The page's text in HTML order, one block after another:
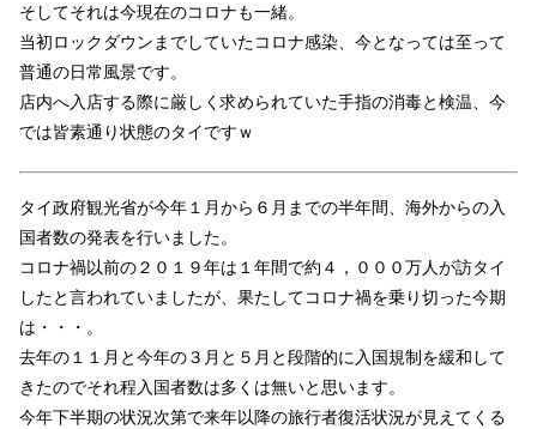
そしてそれは今現在のコロナも一緒。
当初ロックダウンまでしていたコロナ感染、今となっては至って
普通の日常風景です。
店内へ入店する際に厳しく求められていた手指の消毒と検温、今
では皆素通り状態のタイですｗ
タイ政府観光省が今年１月から６月までの半年間、海外からの入
国者数の発表を行いました。
コロナ禍以前の２０１９年は１年間で約４，０００万人が訪タイ
したと言われていましたが、果たしてコロナ禍を乗り切った今期
は・・・。
去年の１１月と今年の３月と５月と段階的に入国規制を緩和して
きたのでそれ程入国者数は多くは無いと思います。
今年下半期の状況次第で来年以降の旅行者復活状況が見えてくる